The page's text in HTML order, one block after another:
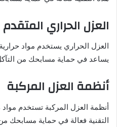
العزل الحراري المتقدم
العزل الحراري يستخدم مواد
يساعد في حماية مسابحك من
أنظمة العزل المركبة
أنظمة العزل المركبة تستخدم
التقنية فعالة في حماية مسابحك